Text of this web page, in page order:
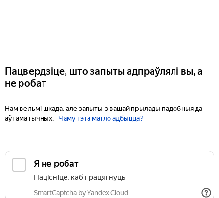
Пацвердзіце, што запыты адпраўлялі вы, а
не робат
Нам вельмі шкада, але запыты з вашай прылады падобныя да
аўтаматычных.
Чаму гэта магло адбыцца?
Я не робат
Націсніце, каб працягнуць
SmartCaptcha by Yandex Cloud